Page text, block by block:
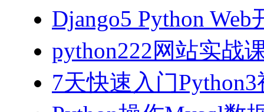
Django5 Python
python222网站实战
7天快速入门